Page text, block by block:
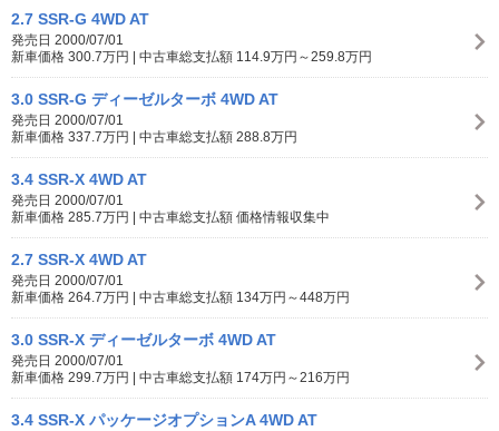
2.7 SSR-G 4WD AT
発売日 2000/07/01
新車価格 300.7万円 | 中古車総支払額 114.9万円～259.8万円
3.0 SSR-G ディーゼルターボ 4WD AT
発売日 2000/07/01
新車価格 337.7万円 | 中古車総支払額 288.8万円
3.4 SSR-X 4WD AT
発売日 2000/07/01
新車価格 285.7万円 | 中古車総支払額 価格情報収集中
2.7 SSR-X 4WD AT
発売日 2000/07/01
新車価格 264.7万円 | 中古車総支払額 134万円～448万円
3.0 SSR-X ディーゼルターボ 4WD AT
発売日 2000/07/01
新車価格 299.7万円 | 中古車総支払額 174万円～216万円
3.4 SSR-X パッケージオプションA 4WD AT